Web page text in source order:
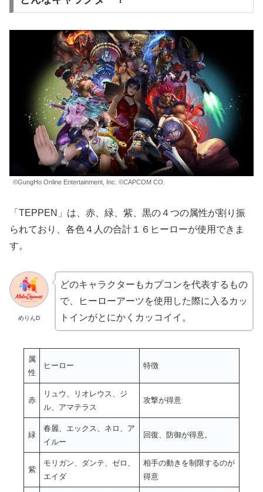
©GungHo Online Entertainment, Inc. ©CAPCOM CO.
「TEPPEN」は、赤、緑、紫、黒の４つの属性が割り振
られており、各色４人の合計１６ヒーローが使用できま
す。
めりんD
どのキャラクターもカプコンを代表するもの
で、ヒーローアーツを使用した際に入るカッ
トインがとにかくカッコイイ。
属
性
ヒーロー 特徴
赤
リュウ、リオレウス、ジ
ル、アマテラス
攻撃が得意
緑
春麗、エックス、ネロ、ア
イルー
回復、防御が得意。
紫
モリガン、ダンテ、ゼロ、
エイダ
相手の動きを制限するのが
得意